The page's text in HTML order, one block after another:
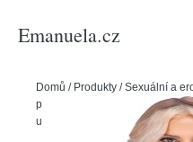
Emanuela.cz
Domů / Produkty /Sexuální a
prádlo
Dámské erotické prádlo
uniforma